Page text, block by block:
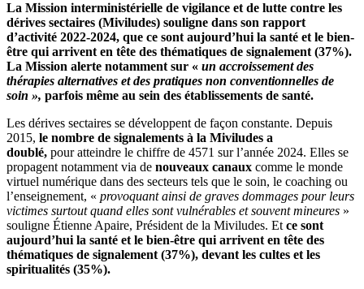
La Mission interministérielle de vigilance et de lutte contre les
dérives sectaires (Miviludes) souligne dans son rapport
d’activité 2022-2024, que ce sont aujourd’hui la santé et le bien-
être qui arrivent en tête des thématiques de signalement (37%).
La Mission alerte notamment sur « un accroissement des
thérapies alternatives et des pratiques non conventionnelles de
soin », parfois même au sein des établissements de santé.
Les dérives sectaires se développent de façon constante. Depuis
2015, le nombre de signalements à la Miviludes a
doublé, pour atteindre le chiffre de 4571 sur l’année 2024. Elles se
propagent notamment via de nouveaux canaux comme le monde
virtuel numérique dans des secteurs tels que le soin, le coaching ou
l’enseignement, « provoquant ainsi de graves dommages pour leurs
victimes surtout quand elles sont vulnérables et souvent mineures »
souligne Étienne Apaire, Président de la Miviludes. Et ce sont
aujourd’hui la santé et le bien-être qui arrivent en tête des
thématiques de signalement (37%), devant les cultes et les
spiritualités (35%).